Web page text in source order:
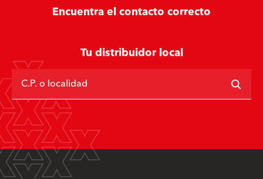
Encuentra el contacto correcto
Tu distribuidor local
C.P. o localidad